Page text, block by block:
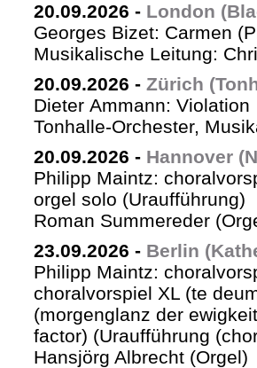
20.09.2026 - London
Georges Bizet: Carmen
Musikalische Leitung:
20.09.2026 - Zürich
Dieter Ammann: Violation
Tonhalle-Orchester,
20.09.2026 - Hannover
Philipp Maintz:
orgel solo (Uraufführung)
Roman Summereder
23.09.2026 - Berlin
Philipp Maintz:
choralvorspiel XL (te
(morgenglanz der
factor) (Uraufführung
Hansjörg Albrecht (Orgel)